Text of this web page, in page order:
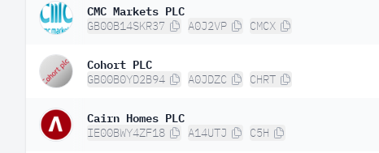
CMC Markets PLC
GB00B14SKR37 A0J2VP CMCX
Cohort PLC
GB00B0YD2B94 A0JDZC CHRT
Cairn Homes PLC
IE00BWY4ZF18 A14UTJ C5H